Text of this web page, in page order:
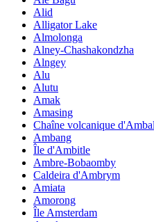
Alid
Alligator Lake
Almolonga
Alney-Chashakondzha
Alngey
Alu
Alutu
Amak
Amasing
Chaîne volcanique
Ambang
Île d'Ambitle
Ambre-Bobaomby
Caldeira d'Ambrym
Amiata
Amorong
Île Amsterdam